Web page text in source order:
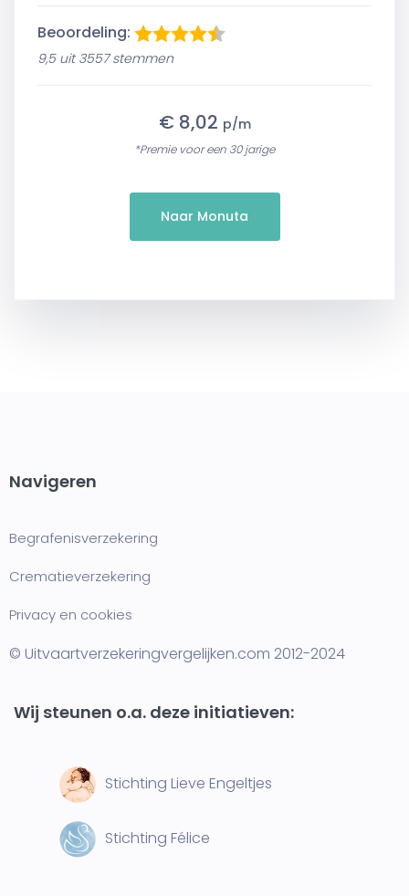
Beoordeling:
9,5 uit 3557 stemmen
€ 8,02 p/m
*Premie voor een 30 jarige
Naar Monuta
Navigeren
Begrafenisverzekering
Crematieverzekering
Privacy en cookies
© Uitvaartverzekeringvergelijken.com 2012-2024
Wij steunen o.a. deze initiatieven:
Stichting Lieve Engeltjes
Stichting Félice